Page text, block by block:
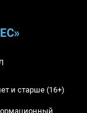
и старше (16+)